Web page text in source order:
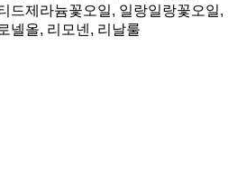
드제라늄꽃오일, 일랑일랑꽃오일,
넬올, 리모넨, 리날룰